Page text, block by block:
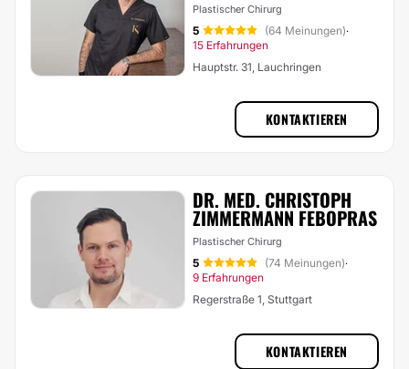
Plastischer Chirurg
5 (64 Meinungen)·
15 Erfahrungen
Hauptstr. 31, Lauchringen
KONTAKTIEREN
DR. MED. CHRISTOPH
ZIMMERMANN FEBOPRAS
Plastischer Chirurg
5 (74 Meinungen)·
9 Erfahrungen
Regerstraße 1, Stuttgart
KONTAKTIEREN